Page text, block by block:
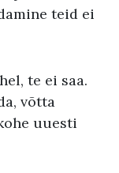
teid ei
te ei saa.
võtta
uuesti